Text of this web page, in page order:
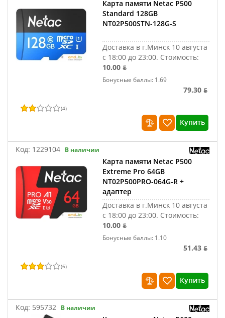
Карта памяти Netac P500
Standard 128GB
NT02P500STN-128G-S
Доставка в г.Минск 10 августа
с 18:00 до 23:00. Стоимость:
10.00 ƃ
Бонусные баллы: 1.69
79.30 ƃ
(4)
Купить
Код: 1229104 В наличии
Карта памяти Netac P500
Extreme Pro 64GB
NT02P500PRO-064G-R +
адаптер
Доставка в г.Минск 10 августа
с 18:00 до 23:00. Стоимость:
10.00 ƃ
Бонусные баллы: 1.10
51.43 ƃ
(6)
Купить
Код: 595732 В наличии